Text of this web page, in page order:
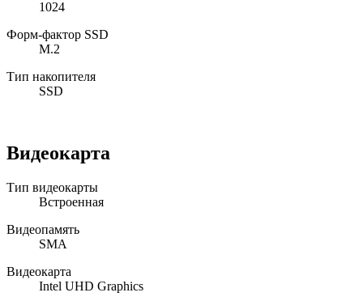
1024
Форм-фактор SSD
M.2
Тип накопителя
SSD
Видеокарта
Тип видеокарты
Встроенная
Видеопамять
SMA
Видеокарта
Intel UHD Graphics